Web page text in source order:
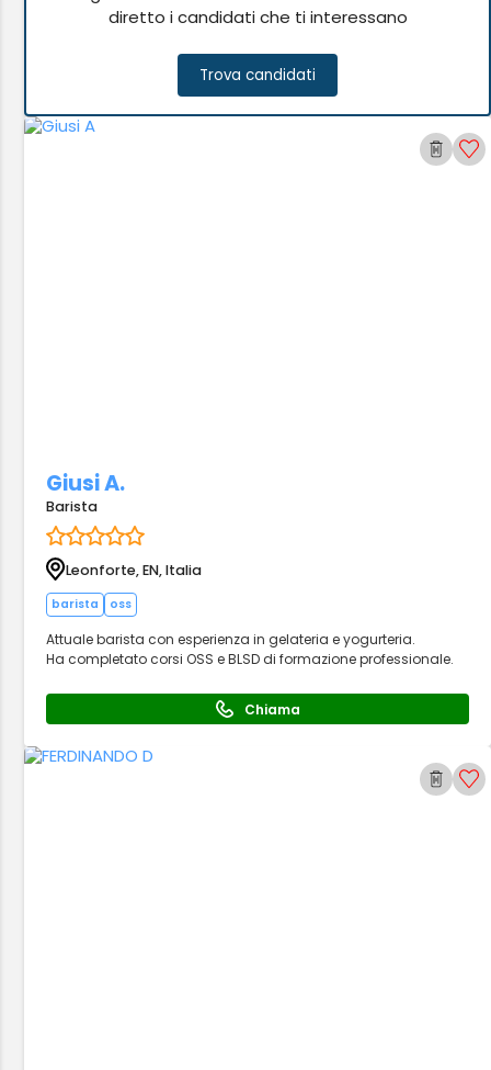
diretto i candidati che ti interessano
Trova candidati
Giusi A.
Barista
Leonforte, EN, Italia
barista oss
Attuale barista con esperienza in gelateria e yogurteria.
Ha completato corsi OSS e BLSD di formazione professionale.
Chiama